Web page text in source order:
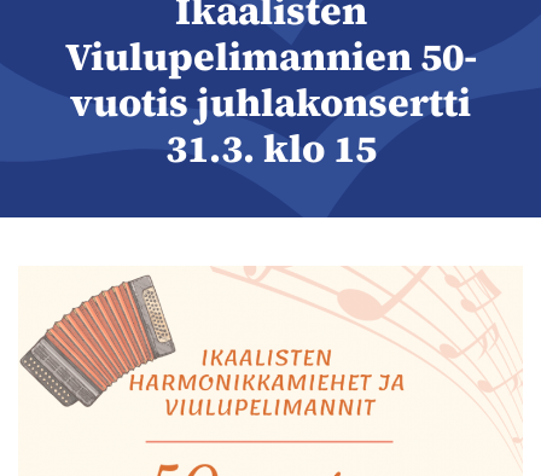
Ikaalisten
Viulupelimannien 50-
vuotis juhlakonsertti
31.3. klo 15